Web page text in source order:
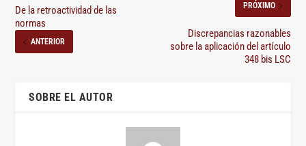
De la retroactividad de las
normas
ANTERIOR
PRÓXIMO
Discrepancias razonables
sobre la aplicación del artículo
348 bis LSC
SOBRE EL AUTOR